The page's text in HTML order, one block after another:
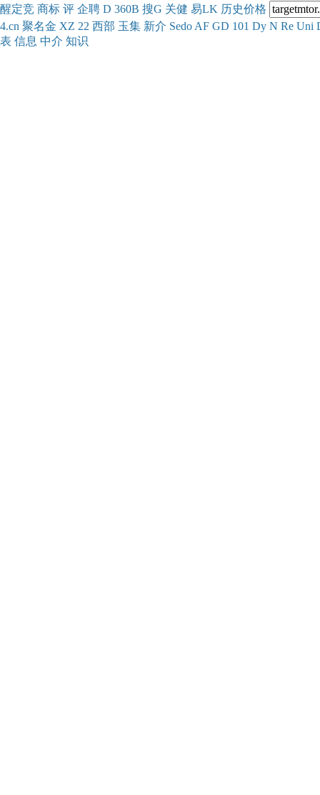
醒定竞 商标 评 企聘 D 360B 搜G 关健 易LK 历史价格
4.cn 聚名金 XZ 22 西部 玉集 新介 Sedo AF GD 101 Dy N Re Uni
表 信息 中介 知识